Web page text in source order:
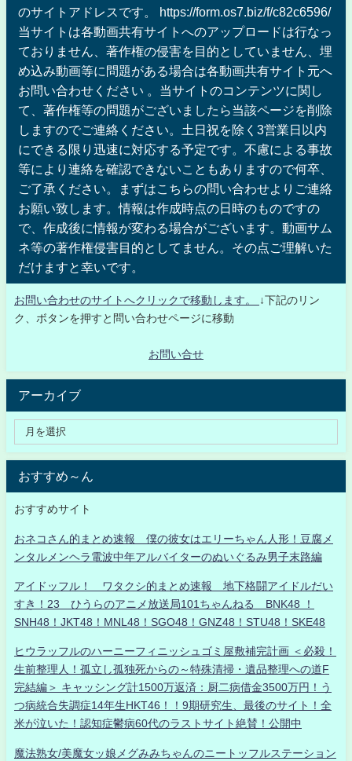
のサイトアドレスです。 https://form.os7.biz/f/c82c6596/
当サイトは各動画共有サイトへのアップロードは行なっ
ておりません、著作権の侵害を目的としていません、埋
め込み動画等に問題がある場合は各動画共有サイト元へ
お問い合わせください 。当サイトのコンテンツに関し
て、著作権等の問題がございましたら当該ページを削除
しますのでご連絡ください。土日祝を除く3営業日以内
にできる限り迅速に対応する予定です。不慮による事故
等により連絡を確認できないこともありますので何卒、
ご了承ください。まずはこちらの問い合わせよりご連絡
お願い致します。情報は作成時点の日時のものですの
で、作成後に情報が変わる場合がございます。動画サム
ネ等の著作権侵害目的としてません。その点ご理解いた
だけますと幸いです。
お問い合わせのサイトへクリックで移動します。
↓下記のリン
ク、ボタンを押すと問い合わせページに移動
お問い合せ
アーカイブ
おすすめ～ん
おすすめサイト
おネコさん的まとめ速報 僕の彼女はエリーちゃん人形！豆腐メ
ンタルメンヘラ電波中年アルバイターのぬいぐるみ男子末路編
アイドッフル！ ワタクシ的まとめ速報 地下格闘アイドルだい
すき！23 ひうらのアニメ放送局101ちゃんねる BNK48 ！
SNH48！JKT48！MNL48！SGO48！GNZ48！STU48！SKE48
ヒウラッフルのハーニーフィニッシュゴミ屋敷補完計画 ＜必殺！
生前整理人！孤立し孤独死からの～特殊清掃・遺品整理への道F
完結編＞ キャッシング計1500万返済：厨二病借金3500万円！う
つ病統合失調症14年生HKT46！！9期研究生、最後のサイト！全
米が泣いた！認知症鬱病60代のラストサイト絶賛！公開中
魔法熟女/美魔女ッ娘メグみみちゃんのニートッフルステーション